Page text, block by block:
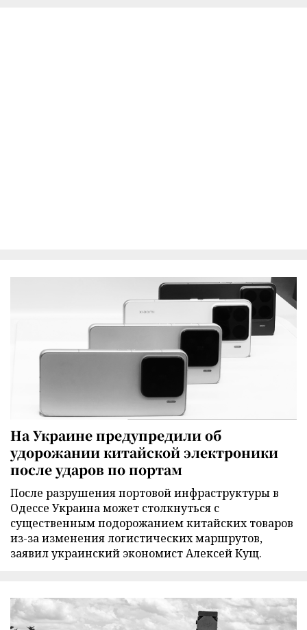
На Украине предупредили об
удорожании китайской электроники
после ударов по портам
После разрушения портовой инфраструктуры в
Одессе Украина может столкнуться с
существенным подорожанием китайских товаров
из-за изменения логистических маршрутов,
заявил украинский экономист Алексей Кущ.